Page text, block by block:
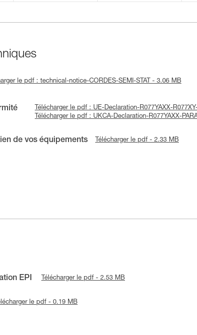
le pdf : technical-notice-CORDES-SEMI-STAT - 3.06 MB
Télécharger le pdf : UE-Declaration-R077YAXX-
Télécharger le pdf : UKCA-Declaration-R077YAXX-
de vos équipements Télécharger le pdf - 2.33 MB
EPI Télécharger le pdf - 2.53 MB
le pdf - 0.19 MB